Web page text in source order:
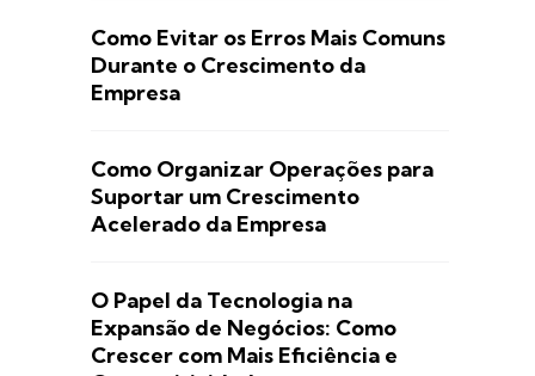
Como Evitar os Erros Mais Comuns
Durante o Crescimento da
Empresa
Como Organizar Operações para
Suportar um Crescimento
Acelerado da Empresa
O Papel da Tecnologia na
Expansão de Negócios: Como
Crescer com Mais Eficiência e